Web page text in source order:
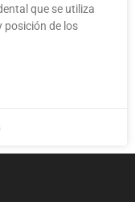
que se utiliza
posición de los